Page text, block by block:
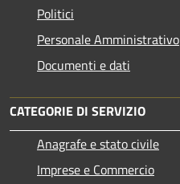
Politici
Personale Amministrativo
Documenti e dati
CATEGORIE DI SERVIZIO
Anagrafe e stato civile
Imprese e Commercio